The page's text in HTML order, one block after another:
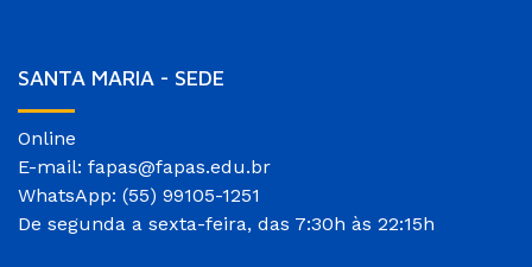
SANTA MARIA - SEDE
Online
E-mail: fapas@fapas.edu.br
WhatsApp: (55) 99105-1251
De segunda a sexta-feira, das 7:30h às 22:15h